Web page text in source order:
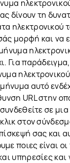
δίνουν τη
ηλεκτρονικού
μορφή και να
Για
αυτό
URL στην
σε
στον
σας και
ποιες είναι
υπηρεσίες